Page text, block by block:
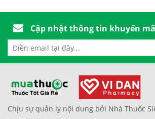
Cập nhật thông tin khuyến
Chịu sự quản lý nội dung bởi Nhà Thuốc